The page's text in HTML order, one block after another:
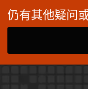
仍有其他疑问